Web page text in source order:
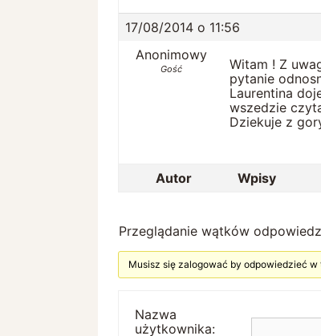
17/08/2014 o 11:56
Anonimowy
Gość
Witam ! Z
pytanie
Laurentina
wszedzie
Dziekuje z
Autor Wpisy
Przeglądanie wątków
Musisz się zalogować by odpowiedzieć w
Nazwa
użytkownika: